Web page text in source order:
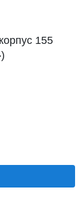
155